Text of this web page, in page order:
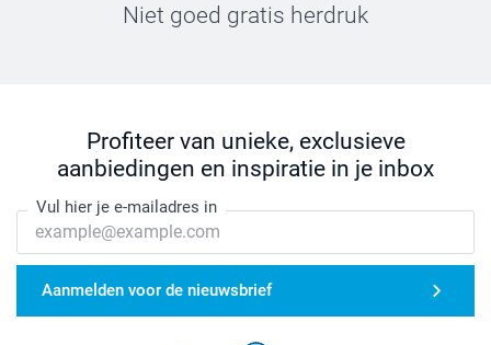
Niet goed gratis herdruk
Profiteer van unieke, exclusieve
aanbiedingen en inspiratie in je inbox
Vul hier je e-mailadres in
Aanmelden voor de nieuwsbrief